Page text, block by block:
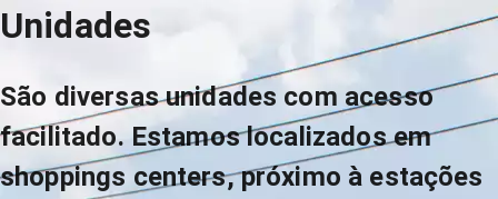
Unidades
São diversas unidades com acesso
facilitado. Estamos localizados em
shoppings centers, próximo à estações